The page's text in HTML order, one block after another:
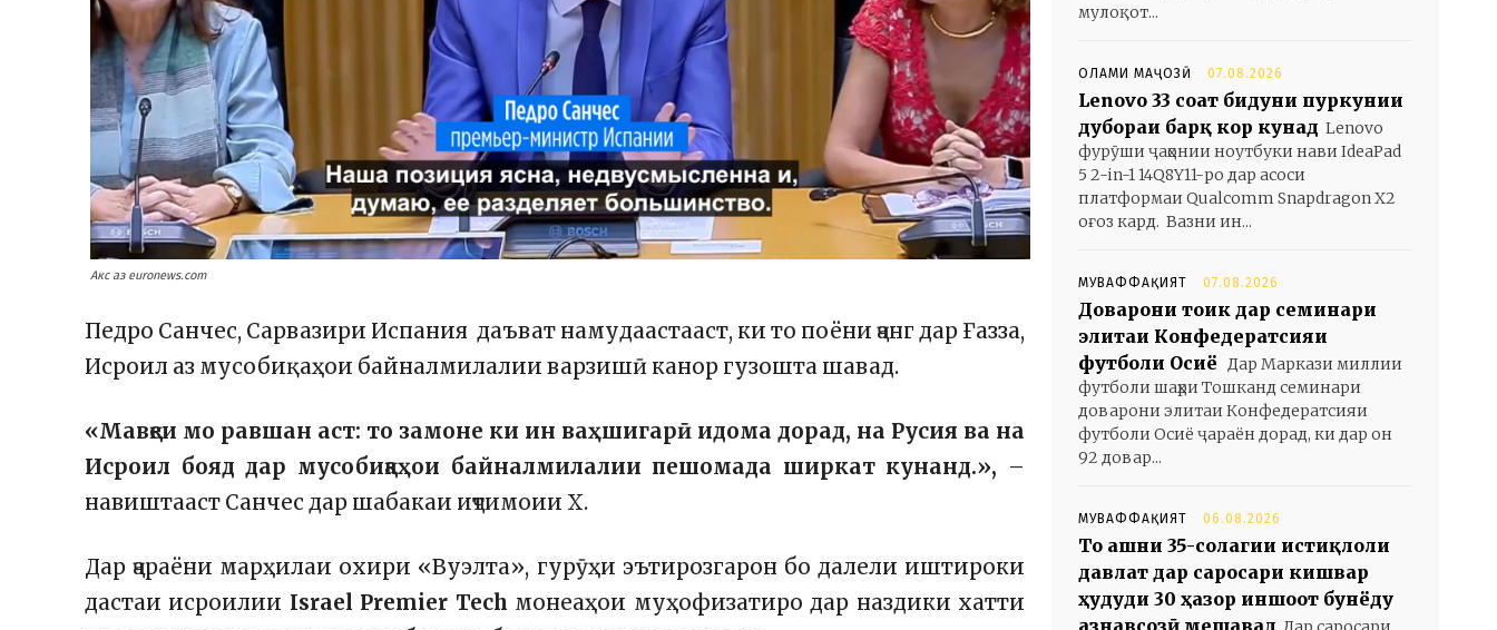
Акс аз euronews.com
Педро Санчес, Сарвазири Испания даъват намудаастааст, ки то поёни ҷанг дар Ғазза,
Исроил аз мусобиқаҳои байналмилалии варзишӣ канор гузошта шавад.
«Мавқеи мо равшан аст: то замоне ки ин ваҳшигарӣ идома дорад, на Русия ва на
Исроил бояд дар мусобиқаҳои байналмилалии пешомада ширкат кунанд.», –
навиштааст Санчес дар шабакаи иҷтимоии X.
Дар ҷараёни марҳилаи охири «Вуэлта», гурӯҳи эътирозгарон бо далели иштироки
дастаи исроилии Israel Premier Tech монеаҳои муҳофизатиро дар наздики хатти
мулоқот...
ОЛАМИ МАҶОЗӢ 07.08.2026
Lenovo 33 соат бидуни пуркунии
дубораи барқ кор кунад Lenovo
фурӯши ҷаҳонии ноутбуки нави IdeaPad
5 2-in-1 14Q8Y11-ро дар асоси
платформаи Qualcomm Snapdragon X2
оғоз кард. Вазни ин...
МУВАФФАҚИЯТ 07.08.2026
Доварони тоҷик дар семинари
элитаи Конфедератсияи
футболи Осиё Дар Маркази миллии
футболи шаҳри Тошканд семинари
доварони элитаи Конфедератсияи
футболи Осиё ҷараён дорад, ки дар он
92 довар...
МУВАФФАҚИЯТ 06.08.2026
То ҷашни 35-солагии истиқлоли
давлат дар саросари кишвар
ҳудуди 30 ҳазор иншоот бунёду
азнавсозӣ мешавад